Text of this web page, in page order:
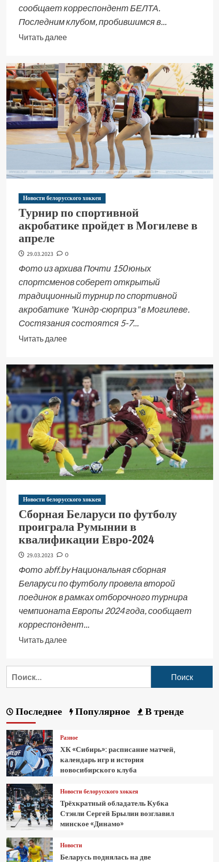
сообщает корреспондент БЕЛТА.
Последним клубом, пробившимся в...
Читать далее
Новости белорусского хоккея
Турнир по спортивной
акробатике пройдет в Могилеве в
апреле
29.03.2023 0
Фото из архива Почти 150 юных
спортсменов соберет открытый
традиционный турнир по спортивной
акробатике "Киндр-сюрприз" в Могилеве.
Состязания состоятся 5-7...
Читать далее
Новости белорусского хоккея
Сборная Беларуси по футболу
проиграла Румынии в
квалификации Евро-2024
29.03.2023 0
Фото abff.by Национальная сборная
Беларуси по футболу провела второй
поединок в рамках отборочного турнира
чемпионата Европы 2024 года, сообщает
корреспондент...
Читать далее
Последнее Популярное В тренде
Разное
ХК «Сибирь»: расписание матчей,
календарь игр и история
новосибирского клуба
Новости белорусского хоккея
Трёхкратный обладатель Кубка
Стэнли Сергей Брылин возглавил
минское «Динамо»
Новости
Беларусь поднялась на две